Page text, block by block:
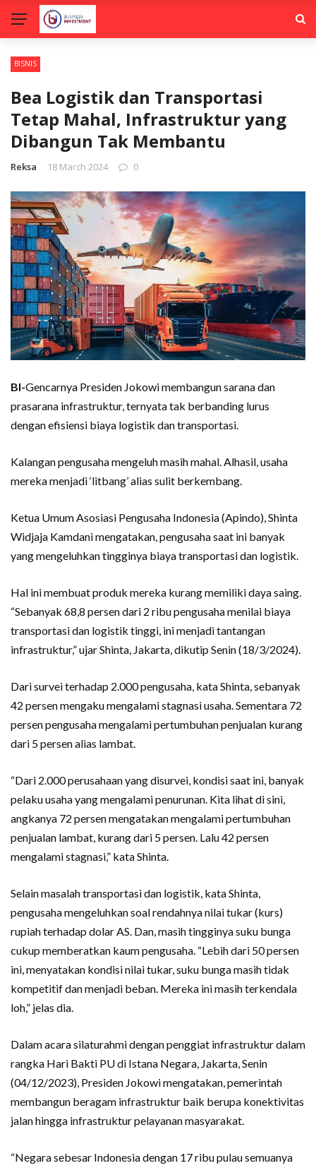
BISNIS
Bea Logistik dan Transportasi
Tetap Mahal, Infrastruktur yang
Dibangun Tak Membantu
Reksa 18 March 2024 0
BI-Gencarnya Presiden Jokowi membangun sarana dan
prasarana infrastruktur, ternyata tak berbanding lurus
dengan efisiensi biaya logistik dan transportasi.
Kalangan pengusaha mengeluh masih mahal. Alhasil, usaha
mereka menjadi ‘litbang’ alias sulit berkembang.
Ketua Umum Asosiasi Pengusaha Indonesia (Apindo), Shinta
Widjaja Kamdani mengatakan, pengusaha saat ini banyak
yang mengeluhkan tingginya biaya transportasi dan logistik.
Hal ini membuat produk mereka kurang memiliki daya saing.
“Sebanyak 68,8 persen dari 2 ribu pengusaha menilai biaya
transportasi dan logistik tinggi, ini menjadi tantangan
infrastruktur,” ujar Shinta, Jakarta, dikutip Senin (18/3/2024).
Dari survei terhadap 2.000 pengusaha, kata Shinta, sebanyak
42 persen mengaku mengalami stagnasi usaha. Sementara 72
persen pengusaha mengalami pertumbuhan penjualan kurang
dari 5 persen alias lambat.
“Dari 2.000 perusahaan yang disurvei, kondisi saat ini, banyak
pelaku usaha yang mengalami penurunan. Kita lihat di sini,
angkanya 72 persen mengatakan mengalami pertumbuhan
penjualan lambat, kurang dari 5 persen. Lalu 42 persen
mengalami stagnasi,” kata Shinta.
Selain masalah transportasi dan logistik, kata Shinta,
pengusaha mengeluhkan soal rendahnya nilai tukar (kurs)
rupiah terhadap dolar AS. Dan, masih tingginya suku bunga
cukup memberatkan kaum pengusaha. “Lebih dari 50 persen
ini, menyatakan kondisi nilai tukar, suku bunga masih tidak
kompetitif dan menjadi beban. Mereka ini masih terkendala
loh,” jelas dia.
Dalam acara silaturahmi dengan penggiat infrastruktur dalam
rangka Hari Bakti PU di Istana Negara, Jakarta, Senin
(04/12/2023), Presiden Jokowi mengatakan, pemerintah
membangun beragam infrastruktur baik berupa konektivitas
jalan hingga infrastruktur pelayanan masyarakat.
“Negara sebesar Indonesia dengan 17 ribu pulau semuanya